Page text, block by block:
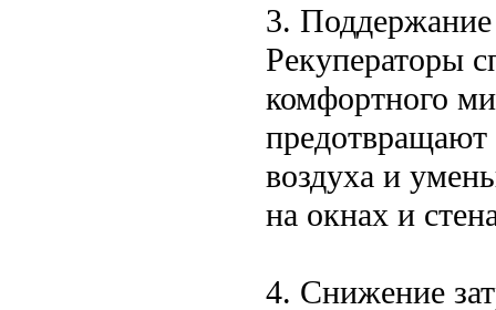
3.
Рекуператоры
комфортного
воздуха и
на окнах и
4. Снижение